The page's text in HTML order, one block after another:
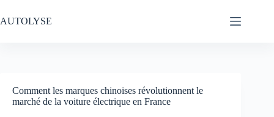
au
contenu
AUTOLYSE
Comment les marques chinoises révolutionnent le
marché de la voiture électrique en France